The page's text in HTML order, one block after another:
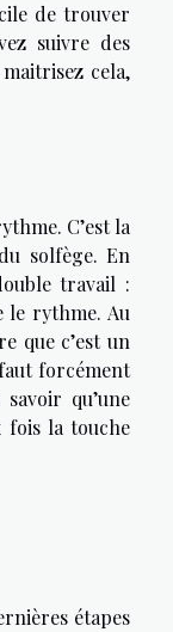
de trouver
suivre des
cela,
C’est la
solfège. En
travail :
le rythme. Au
que c’est un
forcément
qu’une
fois la touche
étapes